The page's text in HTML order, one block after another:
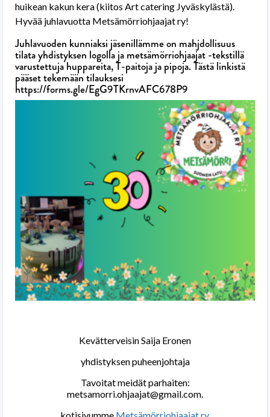
huikean kakun kera (kiitos Art catering Jyväskylästä).
Hyvää juhlavuotta Metsämörriohjaajat ry!
Juhlavuoden kunniaksi jäsenillämme on mahjdollisuus
tilata yhdistyksen logolla ja metsämörriohjaajat -tekstillä
varustettuja huppareita, T-paitoja ja pipoja. Tästä linkistä
pääset tekemään tilauksesi
https://forms.gle/EgG9TKrnvAFC678P9
Kevätterveisin Saija Eronen
yhdistyksen puheenjohtaja
Tavoitat meidät parhaiten:
metsamorri.ohjaajat@gmail.com.